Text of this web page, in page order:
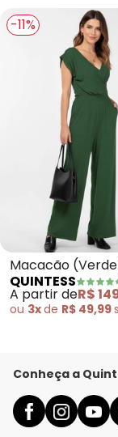
-11%
Macacão
com Bolsos e
QUINTESS
A partir deR$
ou 3xde R$ 49,99
Conheça a